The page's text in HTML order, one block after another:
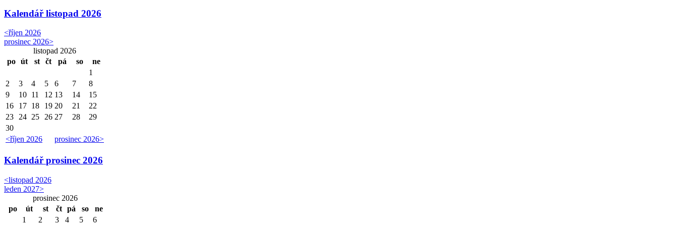
Kalendář listopad 2026
<říjen 2026
prosinec 2026>
listopad 2026
po
út st čt pá so ne
<říjen 2026 prosinec 2026>
1
2
3 4 5 6 7
8
9
10 11 12 13 14
15
16
17 18 19 20 21
22
23 24 25 26 27 28
29
30
Kalendář prosinec 2026
<listopad 2026
leden 2027>
prosinec 2026
po
út st čt pá so
ne
1
2 3 4 5 6